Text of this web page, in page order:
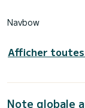
Navbow
Afficher
Note globale